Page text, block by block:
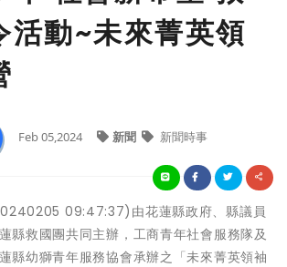
活動~未來菁英領
Feb 05,2024 新聞 新聞時事
09:47:37)由花蓮縣政府、縣議員
縣救國團共同主辦，工商青年社會服務隊及
縣幼獅青年服務協會承辦之「未來菁英領袖